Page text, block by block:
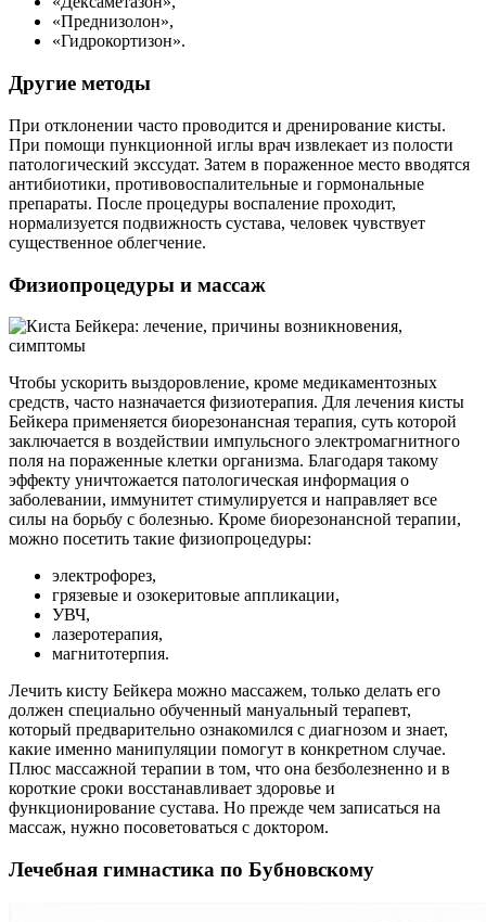
«Преднизолон»,
«Гидрокортизон».
Другие методы
При отклонении часто проводится и дренирование кисты.
При помощи пункционной иглы врач извлекает из полости
патологический экссудат. Затем в пораженное место вводятся
антибиотики, противовоспалительные и гормональные
препараты. После процедуры воспаление проходит,
нормализуется подвижность сустава, человек чувствует
существенное облегчение.
Физиопроцедуры и массаж
Чтобы ускорить выздоровление, кроме медикаментозных
средств, часто назначается физиотерапия. Для лечения кисты
Бейкера применяется биорезонансная терапия, суть которой
заключается в воздействии импульсного электромагнитного
поля на пораженные клетки организма. Благодаря такому
эффекту уничтожается патологическая информация о
заболевании, иммунитет стимулируется и направляет все
силы на борьбу с болезнью. Кроме биорезонансной терапии,
можно посетить такие физиопроцедуры:
электрофорез,
грязевые и озокеритовые аппликации,
УВЧ,
лазеротерапия,
магнитотерпия.
Лечить кисту Бейкера можно массажем, только делать его
должен специально обученный мануальный терапевт,
который предварительно ознакомился с диагнозом и знает,
какие именно манипуляции помогут в конкретном случае.
Плюс массажной терапии в том, что она безболезненно и в
короткие сроки восстанавливает здоровье и
функционирование сустава. Но прежде чем записаться на
массаж, нужно посоветоваться с доктором.
Лечебная гимнастика по Бубновскому